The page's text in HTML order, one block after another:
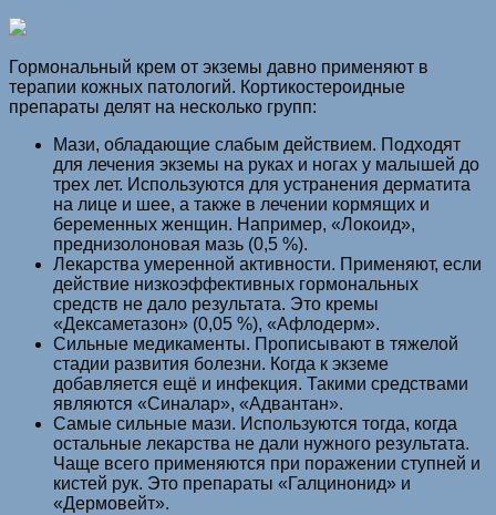
Гормональный крем от экземы давно применяют в
терапии кожных патологий. Кортикостероидные
препараты делят на несколько групп:
Мази, обладающие слабым действием. Подходят
для лечения экземы на руках и ногах у малышей до
трех лет. Используются для устранения дерматита
на лице и шее, а также в лечении кормящих и
беременных женщин. Например, «Локоид»,
преднизолоновая мазь (0,5 %).
Лекарства умеренной активности. Применяют, если
действие низкоэффективных гормональных
средств не дало результата. Это кремы
«Дексаметазон» (0,05 %), «Афлодерм».
Сильные медикаменты. Прописывают в тяжелой
стадии развития болезни. Когда к экземе
добавляется ещё и инфекция. Такими средствами
являются «Синалар», «Адвантан».
Самые сильные мази. Используются тогда, когда
остальные лекарства не дали нужного результата.
Чаще всего применяются при поражении ступней и
кистей рук. Это препараты «Галцинонид» и
«Дермовейт».